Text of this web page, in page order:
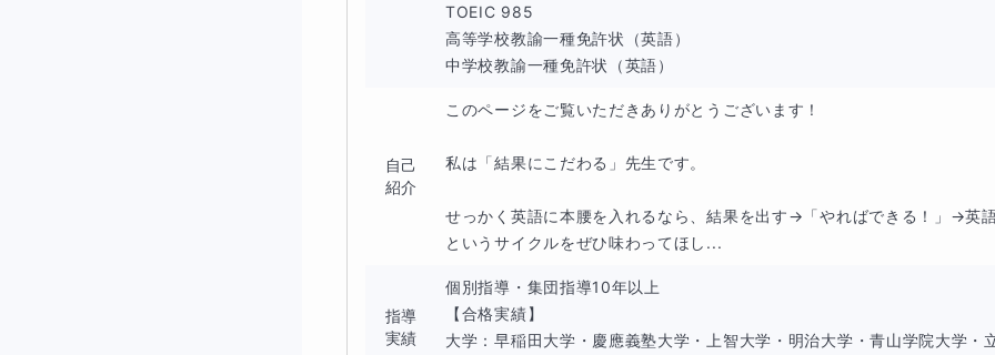
に終わるということが多分にあります。
その中でも自分が今「やらなくてはいけないこと」を実践するためには「今やら
決める必要があります。
受験において、自分が今優先的に取り組むべきことが何なのか、という点をお伝
【授業の様子】
TOEIC 985
高等学校教諭一種免許状（英語）
中学校教諭一種免許状（英語）
自己
紹介
このページをご覧いただきありがとうございます！
私は「結果にこだわる」先生です。
せっかく英語に本腰を入れるなら、結果を出す→「やればできる！」→英
というサイクルをぜひ味わってほし...
指導
実績
個別指導・集団指導10年以上
【合格実績】
大学：早稲田大学・慶應義塾大学・上智大学・明治大学・青山学院大学・